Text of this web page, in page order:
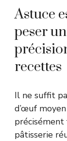
Astuce
peser
recettes
Il ne suffit
d’œuf
précisément
pâtisserie